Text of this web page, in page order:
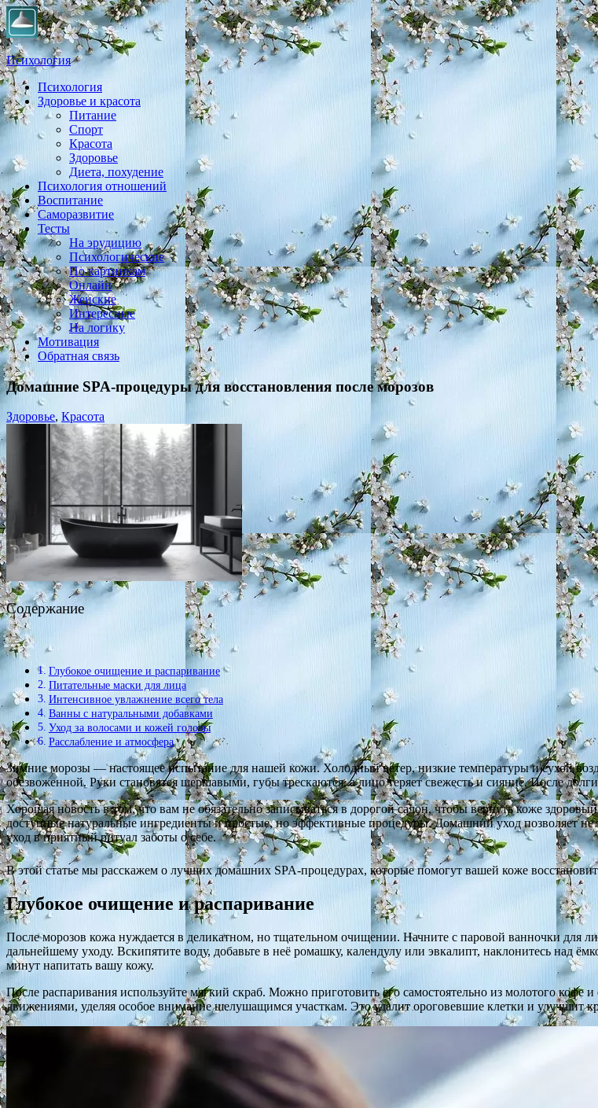
Психология
Практическая психология, личностный рост, экология, здоровье, воспитание,
Психология
Здоровье и красота
Питание
Спорт
Красота
Здоровье
Диета, похудение
Психология отношений
Воспитание
Саморазвитие
Тесты
На эрудицию
Психологические
По картинкам
Онлайн
Женские
Интересные
На логику
Мотивация
Обратная связь
Домашние SPA-процедуры для восстановления после морозов
Здоровье, Красота
Содержание
Глубокое очищение и распаривание
Питательные маски для лица
Интенсивное увлажнение всего тела
Ванны с натуральными добавками
Уход за волосами и кожей головы
Расслабление и атмосфера
Зимние морозы — настоящее испытание для нашей кожи. Холодный ветер, низкие температуры и сухой
обезвоженной. Руки становятся шершавыми, губы трескаются, а лицо теряет свежесть и сияние. После
Хорошая новость в том, что вам не обязательно записываться в дорогой салон, чтобы вернуть коже
доступные натуральные ингредиенты и простые, но эффективные процедуры. Домашний уход позволяет не
уход в приятный ритуал заботы о себе.
В этой статье мы расскажем о лучших домашних SPA-процедурах, которые помогут вашей коже
Глубокое очищение и распаривание
После морозов кожа нуждается в деликатном, но тщательном очищении. Начните с паровой ванночки для
дальнейшему уходу. Вскипятите воду, добавьте в неё ромашку, календулу или эвкалипт, наклонитесь над
минут напитать вашу кожу.
После распаривания используйте мягкий скраб. Можно приготовить его самостоятельно из молотого
движениями, уделяя особое внимание шелушащимся участкам. Это удалит ороговевшие клетки и улучшит